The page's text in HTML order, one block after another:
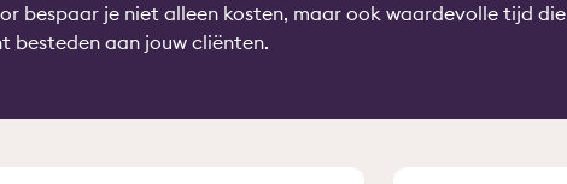
bespaar je niet alleen kosten, maar ook waardevolle tijd die
besteden aan jouw cliënten.